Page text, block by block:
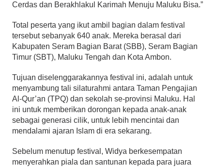
Cerdas dan Berakhlakul Karimah Menuju Maluku Bisa.”
Total peserta yang ikut ambil bagian dalam festival
tersebut sebanyak 640 anak. Mereka berasal dari
Kabupaten Seram Bagian Barat (SBB), Seram Bagian
Timur (SBT), Maluku Tengah dan Kota Ambon.
Tujuan diselenggarakannya festival ini, adalah untuk
menyambung tali silaturahmi antara Taman Pengajian
Al-Qur’an (TPQ) dan sekolah se-provinsi Maluku. Hal
ini untuk memberikan dorongan kepada anak-anak
sebagai generasi cilik, untuk lebih mencintai dan
mendalami ajaran Islam di era sekarang.
Sebelum menutup festival, Widya berkesempatan
menyerahkan piala dan santunan kepada para juara